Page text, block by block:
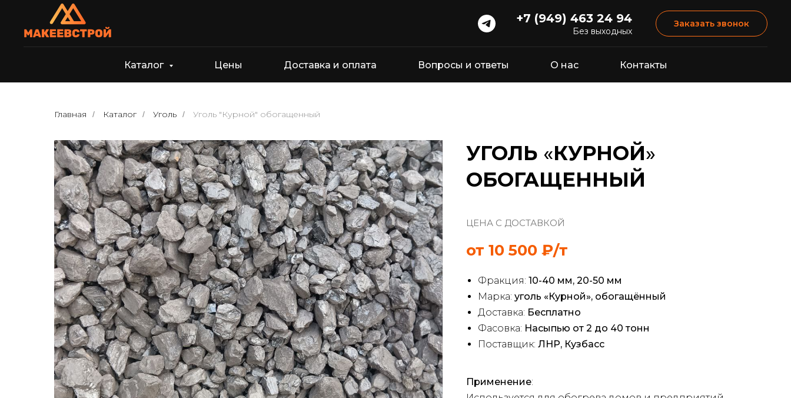
+7 (949) 463 24 94
Без выходных
Заказать звонок
Каталог Цены Доставка и оплата Вопросы и ответы О нас Контакты
Главная / Каталог / Уголь / Уголь "Курной" обогащенный
УГОЛЬ «КУРНОЙ»
ОБОГАЩЕННЫЙ
ЦЕНА С ДОСТАВКОЙ
от 10 500 ₽/т
Фракция: 10-40 мм, 20-50 мм
Марка: уголь «Курной», обогащённый
Доставка: Бесплатно
Фасовка: Насыпью от 2 до 40 тонн
Поставщик: ЛНР, Кузбасс
Применение: